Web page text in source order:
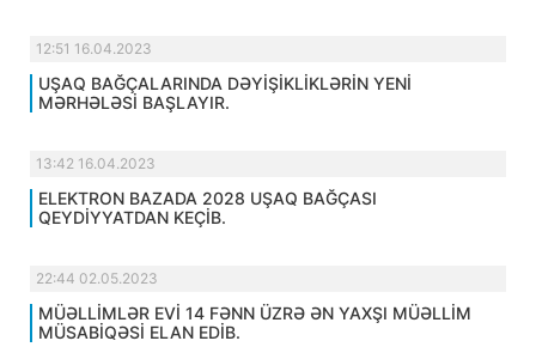
12:51 16.04.2023
UŞAQ BAĞÇALARINDA DƏYİŞİKLİKLƏRİN YENİ
MƏRHƏLƏSİ BAŞLAYIR.
13:42 16.04.2023
ELEKTRON BAZADA 2028 UŞAQ BAĞÇASI
QEYDİYYATDAN KEÇİB.
22:44 02.05.2023
MÜƏLLİMLƏR EVİ 14 FƏNN ÜZRƏ ƏN YAXŞI MÜƏLLİM
MÜSABİQƏSİ ELAN EDİB.